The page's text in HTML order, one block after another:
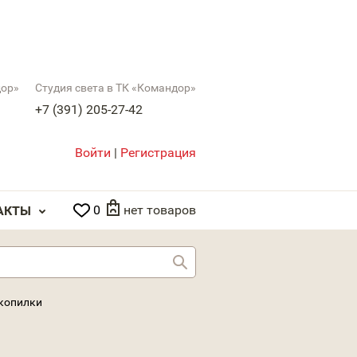
Студия света в ТК «Командор»
+7 (391) 205-27-42
Войти | Регистрация
0 нет товаров